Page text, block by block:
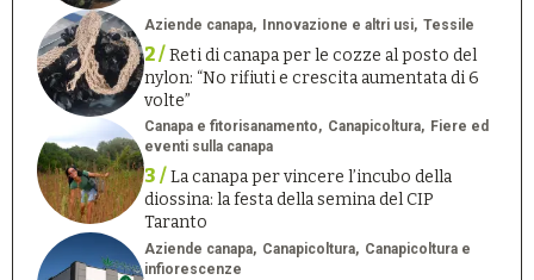
Aziende canapa Innovazione e altri usi Tessile
2 /Reti di canapa per le cozze al posto del
nylon: “No rifiuti e crescita aumentata di 6
volte”
Canapa e fitorisanamento Canapicoltura
Fiere ed
eventi sulla canapa
3 /La canapa per vincere l’incubo della
diossina: la festa della semina del CIP
Taranto
Aziende canapa Canapicoltura
Canapicoltura e
infiorescenze